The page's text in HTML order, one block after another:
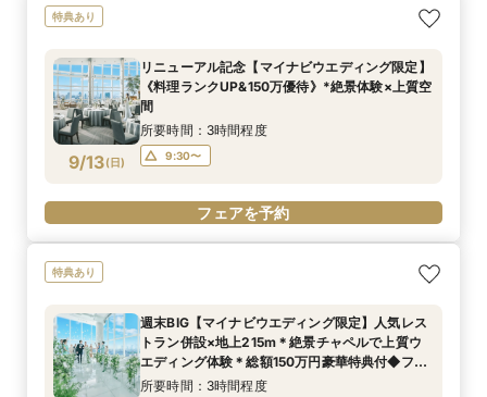
特典あり
9/13(日)
リニューアル記念【マイナビウエディング限定】
《料理ランクUP&150万優待》*絶景体験×上質空
間
所要時間：3時間程度
9:30〜
フェアを予約
特典あり
週末BIG【マイナビウエディング限定】人気レス
トラン併設×地上215m＊絶景チャペルで上質ウ
エディング体験＊総額150万円豪華特典付◆フェ
ア
所要時間：3時間程度